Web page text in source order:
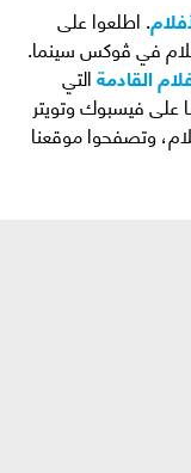
. اطلعوا على
في ڤوكس سينما.
القادمةالتي
على فيسبوك وتويتر
وتصفحوا موقعنا